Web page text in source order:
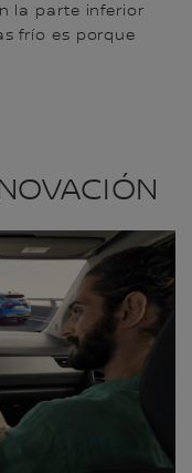
la parte inferior
frío es porque